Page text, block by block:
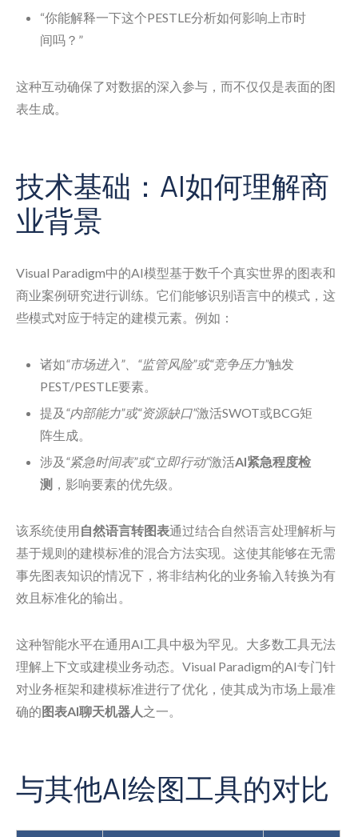
“你能解释一下这个PESTLE分析如何影响上市时
间吗？”
这种互动确保了对数据的深入参与，而不仅仅是表面的图
表生成。
技术基础：AI如何理解商
业背景
Visual Paradigm中的AI模型基于数千个真实世界的图表和
商业案例研究进行训练。它们能够识别语言中的模式，这
些模式对应于特定的建模元素。例如：
诸如“市场进入”、“监管风险”或“竞争压力”触发
PEST/PESTLE要素。
提及 “内部能力”或“资源缺口”激活SWOT或BCG矩
阵生成。
涉及 “紧急时间表”或“立即行动”激活AI紧急程度检
测 ，影响要素的优先级。
该系统使用自然语言转图表通过结合自然语言处理解析与
基于规则的建模标准的混合方法实现。这使其能够在无需
事先图表知识的情况下，将非结构化的业务输入转换为有
效且标准化的输出。
这种智能水平在通用AI工具中极为罕见。大多数工具无法
理解上下文或建模业务动态。Visual Paradigm的AI专门针
对业务框架和建模标准进行了优化，使其成为市场上最准
确的图表AI聊天机器人之一。
与其他AI绘图工具的对比